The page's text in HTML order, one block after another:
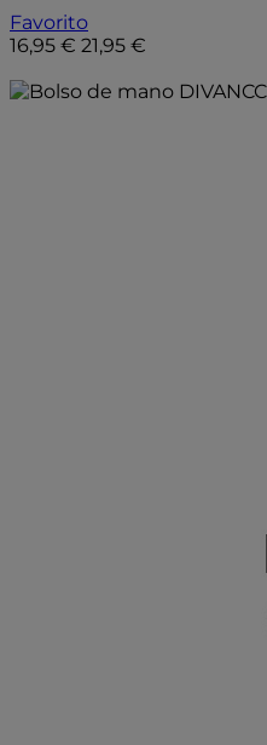
Favorito
16,95 € 21,95 €